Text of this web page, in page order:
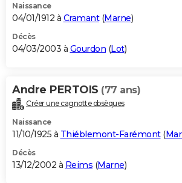
Naissance
04/01/1912 à Cramant(Marne)
Décès
04/03/2003 à Gourdon (Lot)
Andre PERTOIS (77 ans)
Créer une cagnotte obsèques
Naissance
11/10/1925 à Thiéblemont-Farémont(
Décès
13/12/2002 à Reims (Marne)